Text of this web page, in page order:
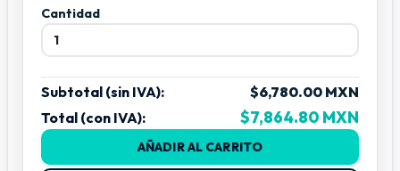
Cantidad
Subtotal (sin IVA):
$6,780.00 MXN
Total (con IVA):
$7,864.80 MXN
AÑADIR AL CARRITO